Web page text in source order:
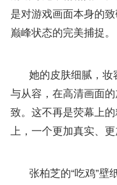
是对游戏画面本身的
巅峰状态的完美捕捉。
她的皮肤细腻，妆
与从容，在高清画面
致。这不再是荧幕上
上，一个更加真实、
张柏芝的“吃鸡”壁